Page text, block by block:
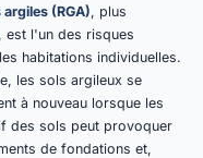
(RGA), plus
, est l'un des risques
habitations individuelles.
les sols argileux se
à nouveau lorsque les
des sols peut provoquer
de fondations et,